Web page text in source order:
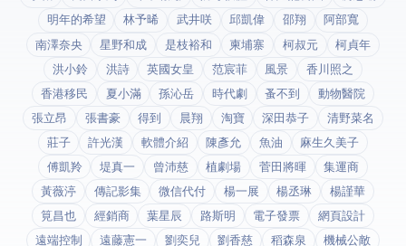
明年的希望
林予晞 武井咲 邱凱偉 邵翔
阿部寬
南澤奈央
星野和成 是枝裕和 柬埔寨 柯叔元
柯貞年
洪小鈴
洪詩 英國女皇 范宸菲 風景
香川照之
香港移民
夏小滿 孫沁岳 時代劇 蚤不到
動物醫院
張立昂
張書豪 得到app 晨翔 淘寶 深田恭子
清野菜名
莊子
許光漢 軟體介紹 陳彥允 魚油
麻生久美子
傅凱羚
堤真一 曾沛慈 植劇場 菅田將暉
集運商
黃薇渟
傳記影集 微信代付 楊一展 楊丞琳
楊謹華
筧昌也
經銷商 葉星辰 路斯明 電子發票
網頁設計
遠端控制
遠藤憲一 劉奕兒 劉香慈 稻森泉 機械公敵